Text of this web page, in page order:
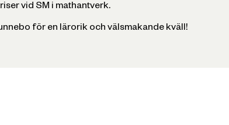
vid SM i mathantverk.
för en lärorik och välsmakande kväll!